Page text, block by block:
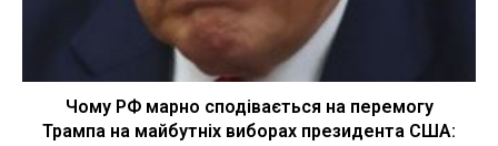
Чому РФ марно сподівається на перемогу
Трампа на майбутніх виборах президента США: